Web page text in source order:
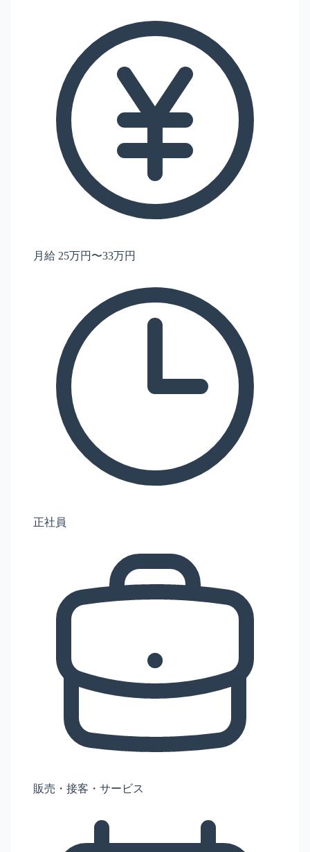
月給 25万円〜33万円
正社員
販売・接客・サービス